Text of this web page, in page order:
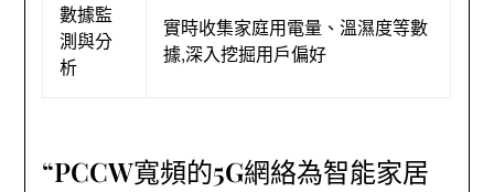
數據監
測與分
析
實時收集家庭用電量、溫濕度等數
據,深入挖掘用戶偏好
“PCCW寬頻的5G網絡為智能家居